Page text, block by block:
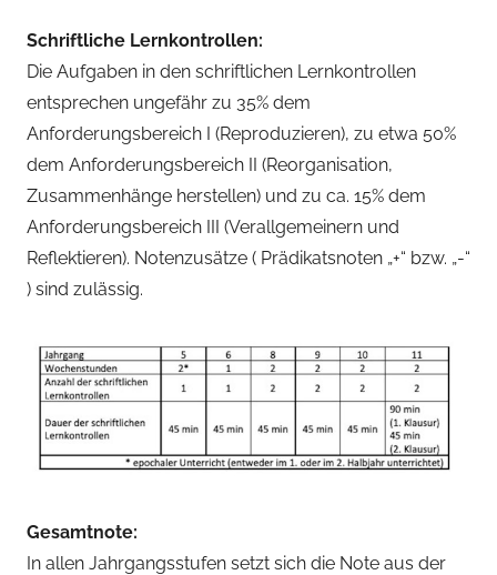
Schriftliche Lernkontrollen:
Die Aufgaben in den schriftlichen Lernkontrollen
entsprechen ungefähr zu 35% dem
Anforderungsbereich I (Reproduzieren), zu etwa 50%
dem Anforderungsbereich II (Reorganisation,
Zusammenhänge herstellen) und zu ca. 15% dem
Anforderungsbereich III (Verallgemeinern und
Reflektieren). Notenzusätze ( Prädikatsnoten „+“ bzw. „-“
) sind zulässig.
Gesamtnote:
In allen Jahrgangsstufen setzt sich die Note aus der